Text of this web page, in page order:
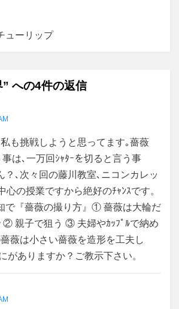
ューリップ
への4件の返信
も挑戦しようと思ってます｡薔薇
は､一万回ｼｬﾀｰを切ると言う事
？､次々回の藤川教室､ニコンカレッ
心の授業ですから絶好のﾁｬﾝｽです。
で『薔薇の撮り方』① 薔薇は大輪だ
② 親子で狙う ③ 夫婦やｶｯﾌﾟﾙで納め
薇は小さい薔薇を造形を工夫し
がありますか？ご教示下さい。